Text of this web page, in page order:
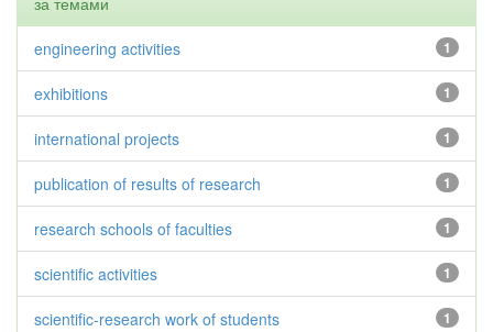
1
engineering activities
1
exhibitions
1
international projects
1
publication of results of research
1
research schools of faculties
1
scientific activities
1
scientific-research work of students